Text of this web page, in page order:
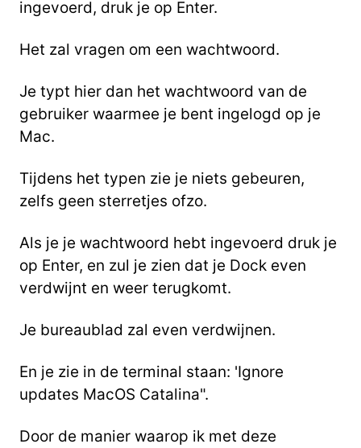
ingevoerd, druk je op Enter.
Het zal vragen om een wachtwoord.
Je typt hier dan het wachtwoord van de
gebruiker waarmee je bent ingelogd op je
Mac.
Tijdens het typen zie je niets gebeuren,
zelfs geen sterretjes ofzo.
Als je je wachtwoord hebt ingevoerd druk je
op Enter, en zul je zien dat je Dock even
verdwijnt en weer terugkomt.
Je bureaublad zal even verdwijnen.
En je zie in de terminal staan: 'Ignore
updates MacOS Catalina".
Door de manier waarop ik met deze